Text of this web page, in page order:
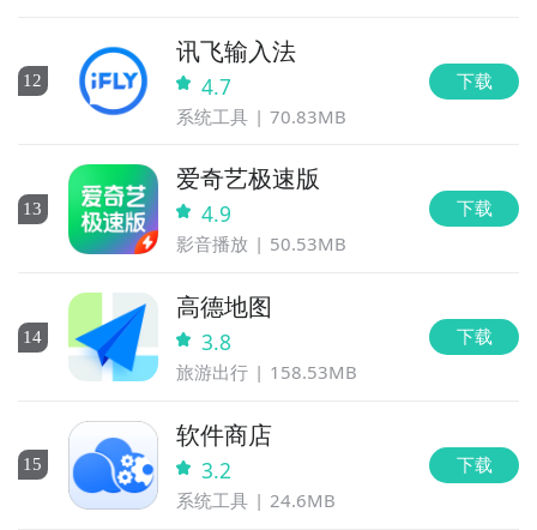
12
讯飞输入法
4.7
系统工具 70.83MB
下载
13
爱奇艺极速版
4.9
影音播放 50.53MB
下载
14
高德地图
3.8
旅游出行 158.53MB
下载
15
软件商店
3.2
系统工具 24.6MB
下载